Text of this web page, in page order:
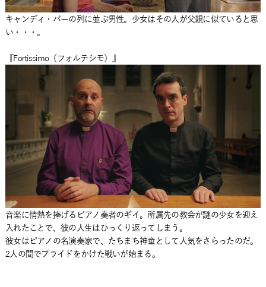
キャンディ・バーの列に並ぶ男性。少女はその人が父親に似ていると思
い・・・。
『Fortissimo（フォルテシモ）』
音楽に情熱を捧げるピアノ奏者のギイ。所属先の教会が謎の少女を迎え
入れたことで、彼の人生はひっくり返ってしまう。
彼女はピアノの名演奏家で、たちまち神童として人気をさらったのだ。
2人の間でプライドをかけた戦いが始まる。